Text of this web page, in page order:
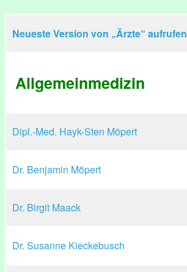
Neueste Version von „Ärzte“ aufrufen
Allgemeinmedizin
Dipl.-Med. Hayk-Sten Möpert
Dr. Benjamin Möpert
Dr. Birgit Maack
Dr. Susanne Kieckebusch